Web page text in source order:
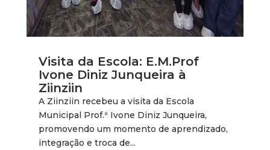
Visita da Escola: E.M.Prof
Ivone Diniz Junqueira à
Ziinziin
A Ziinziin recebeu a visita da Escola
Municipal Prof.ª Ivone Diniz Junqueira,
promovendo um momento de aprendizado,
integração e troca de...